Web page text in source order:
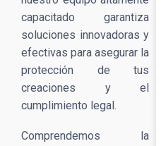
capacitado garantiza
soluciones innovadoras y
efectivas para asegurar la
protección de tus
creaciones y el
cumplimiento legal.
Comprendemos la